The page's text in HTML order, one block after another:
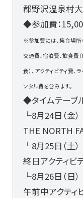
郡野沢温泉村大
◆参加費：
※参加費には、集合場所
交通費、宿泊費、飲食費
食）、アクティビティ費、
ンタル費を含みます。
◆タイムテーブ
└8月24日（金）
THE NORTH
└8月25日（土）
終日アクティビ
└8月26日（日）
午前中アクティ